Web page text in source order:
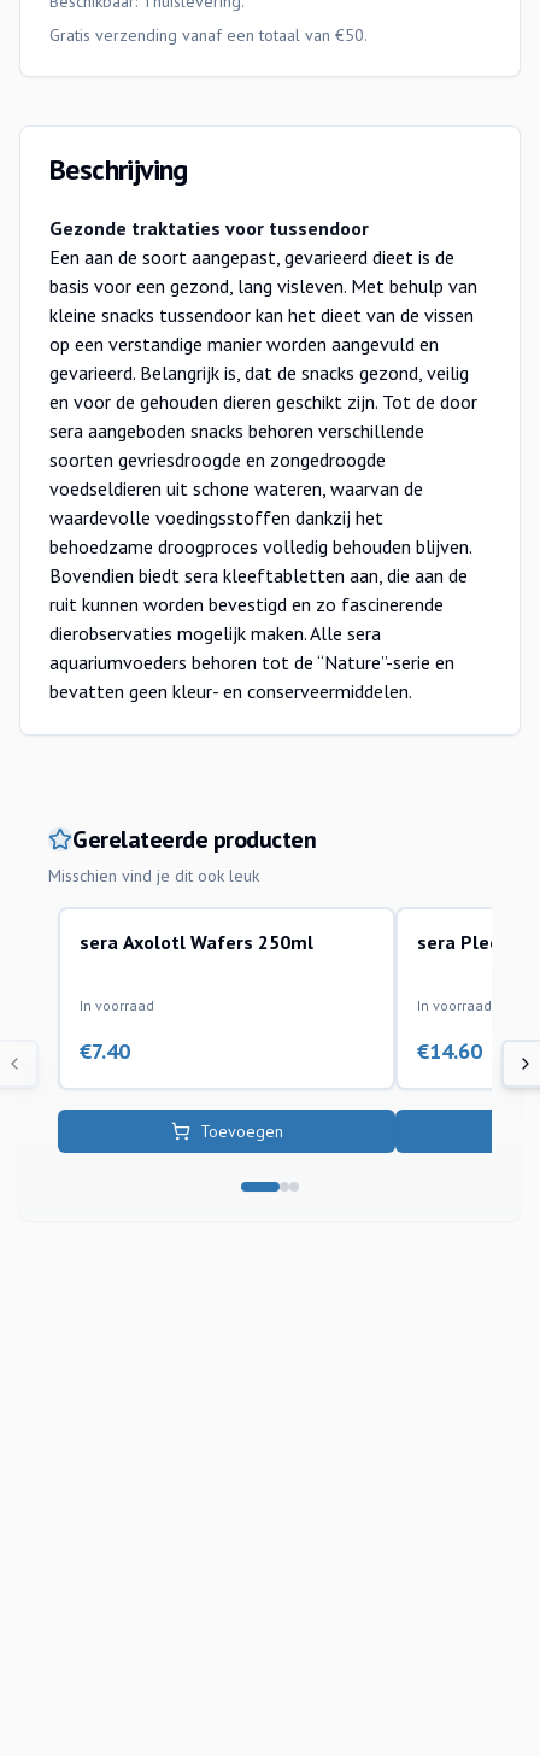
Gratis verzending vanaf een totaal van €50.
Beschrijving
Gezonde traktaties voor tussendoor
Een aan de soort aangepast, gevarieerd dieet is de
basis voor een gezond, lang visleven. Met behulp van
kleine snacks tussendoor kan het dieet van de vissen
op een verstandige manier worden aangevuld en
gevarieerd. Belangrijk is, dat de snacks gezond, veilig
en voor de gehouden dieren geschikt zijn. Tot de door
sera aangeboden snacks behoren verschillende
soorten gevriesdroogde en zongedroogde
voedseldieren uit schone wateren, waarvan de
waardevolle voedingsstoffen dankzij het
behoedzame droogproces volledig behouden blijven.
Bovendien biedt sera kleeftabletten aan, die aan de
ruit kunnen worden bevestigd en zo fascinerende
dierobservaties mogelijk maken. Alle sera
aquariumvoeders behoren tot de “Nature”-serie en
bevatten geen kleur- en conserveermiddelen.
Gerelateerde producten
Misschien vind je dit ook leuk
droogvoer
sera Axolotl Wafers 250ml
In voorraad
€7.40
Toevoegen
tabletten en chips
sera Pleco
In voorraad
€14.60